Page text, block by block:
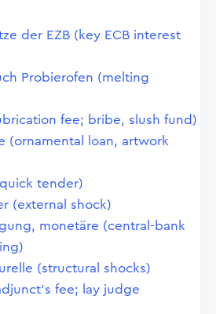
der EZB (key ECB interest
Probierofen (melting
fee; bribe, slush fund)
(ornamental loan, artwork
tender)
(external shock)
monetäre (central-bank
(structural shocks)
fee; lay judge